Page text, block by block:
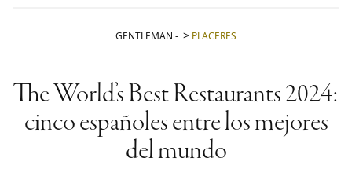
GENTLEMAN - PLACERES
The World’s Best Restaurants 2024:
cinco españoles entre los mejores
del mundo